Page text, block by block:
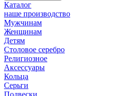
Каталог
наше производство
Мужчинам
Женщинам
Детям
Столовое серебро
Религиозное
Аксессуары
Кольца
Серьги
Подвески